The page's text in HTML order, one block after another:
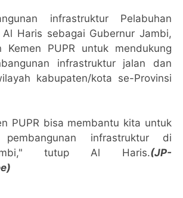
infrastruktur Pelabuhan
Haris sebagai Gubernur Jambi,
Kemen PUPR untuk mendukung
infrastruktur jalan dan
kabupaten/kota se-Provinsi
PUPR bisa membantu kita untuk
pembangunan infrastruktur di
tutup Al Haris.(JP-